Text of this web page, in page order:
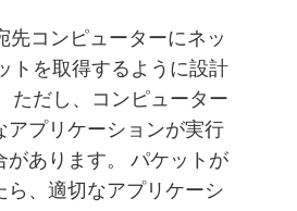
先コンピューターにネッ
トを取得するように設計
ただし、コンピューター
アプリケーションが実行
があります。 パケットが
ら、適切なアプリケーシ